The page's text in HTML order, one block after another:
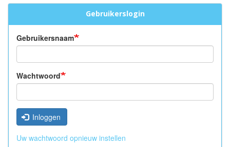
Gebruikerslogin
Gebruikersnaam
Wachtwoord
Inloggen
Uw wachtwoord opnieuw instellen